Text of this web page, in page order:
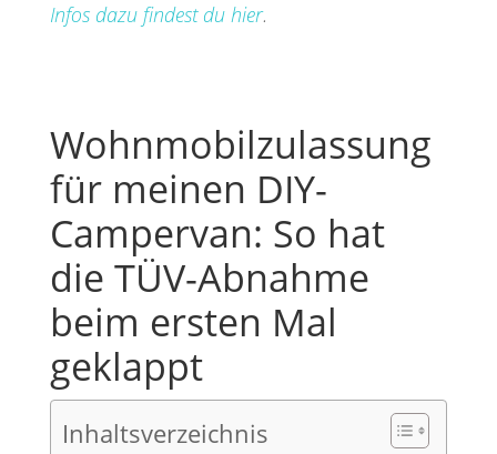
Infos dazu findest du hier.
Wohnmobilzulassung
für meinen DIY-
Campervan: So hat
die TÜV-Abnahme
beim ersten Mal
geklappt
Inhaltsverzeichnis